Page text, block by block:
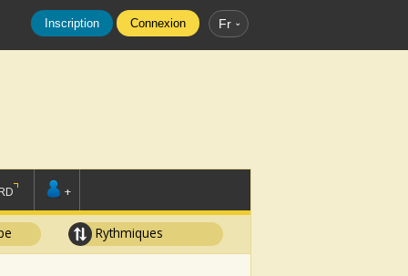
Inscription Connexion Fr
+
Rythmiques